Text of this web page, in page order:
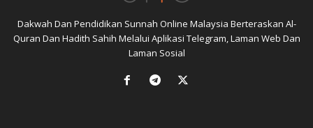
Dakwah Dan Pendidikan Sunnah Online Malaysia Berteraskan Al-
Quran Dan Hadith Sahih Melalui Aplikasi Telegram, Laman Web Dan
Laman Sosial